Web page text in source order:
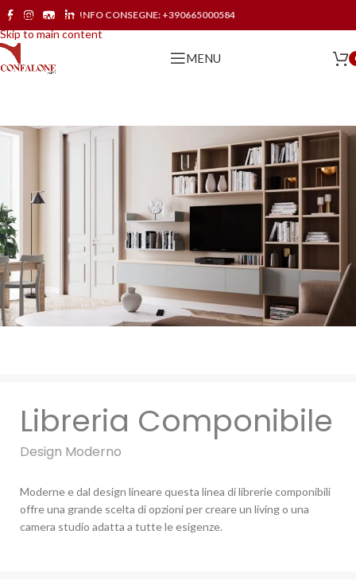
Skip to navigation
Skip to main content
INFO CONSEGNE: +390665000584
MENU
Libreria Componibile
Design Moderno
Moderne e dal design lineare questa linea di librerie componibili
offre una grande scelta di opzioni per creare un living o una
camera studio adatta a tutte le esigenze.